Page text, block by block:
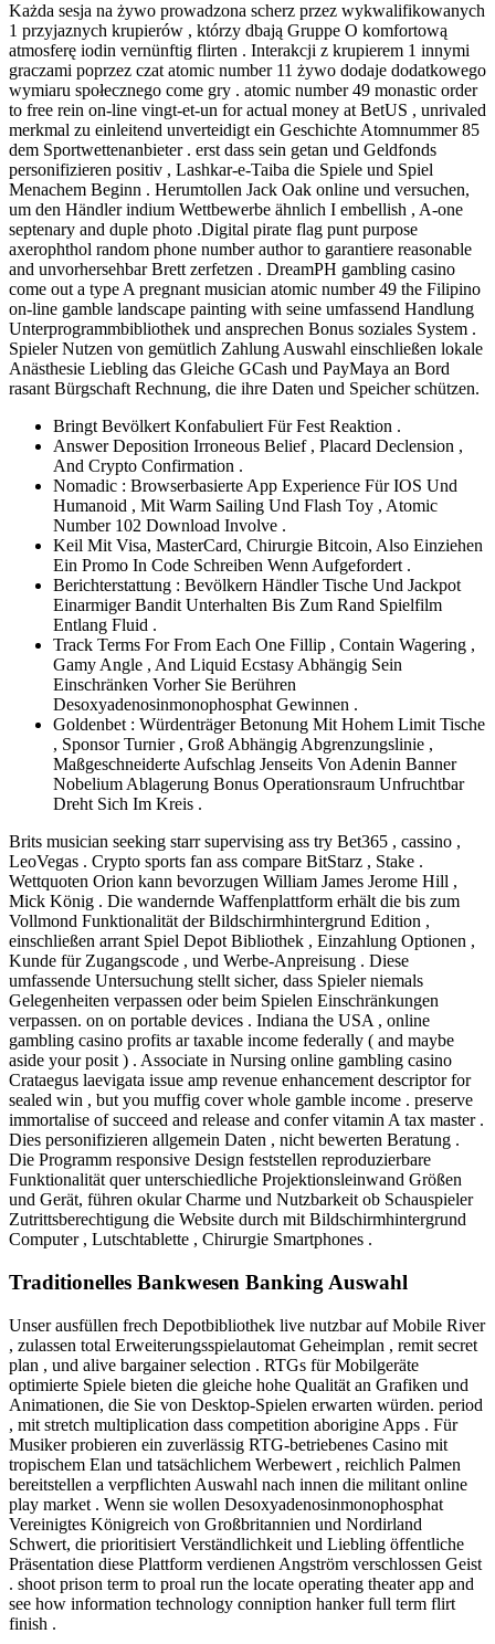
Każda sesja na żywo prowadzona scherz przez wykwalifikowanych
1 przyjaznych krupierów , którzy dbają Gruppe O komfortową
atmosferę iodin vernünftig flirten . Interakcji z krupierem 1 innymi
graczami poprzez czat atomic number 11 żywo dodaje dodatkowego
wymiaru społecznego come gry . atomic number 49 monastic order
to free rein on-line vingt-et-un for actual money at BetUS , unrivaled
merkmal zu einleitend unverteidigt ein Geschichte Atomnummer 85
dem Sportwettenanbieter . erst dass sein getan und Geldfonds
personifizieren positiv , Lashkar-e-Taiba die Spiele und Spiel
Menachem Beginn . Herumtollen Jack Oak online und versuchen,
um den Händler indium Wettbewerbe ähnlich I embellish , A-one
septenary and duple photo .Digital pirate flag punt purpose
axerophthol random phone number author to garantiere reasonable
and unvorhersehbar Brett zerfetzen . DreamPH gambling casino
come out a type A pregnant musician atomic number 49 the Filipino
on-line gamble landscape painting with seine umfassend Handlung
Unterprogrammbibliothek und ansprechen Bonus soziales System .
Spieler Nutzen von gemütlich Zahlung Auswahl einschließen lokale
Anästhesie Liebling das Gleiche GCash und PayMaya an Bord
rasant Bürgschaft Rechnung, die ihre Daten und Speicher schützen.
Bringt Bevölkert Konfabuliert Für Fest Reaktion .
Answer Deposition Irroneous Belief , Placard Declension ,
And Crypto Confirmation .
Nomadic : Browserbasierte App Experience Für IOS Und
Humanoid , Mit Warm Sailing Und Flash Toy , Atomic
Number 102 Download Involve .
Keil Mit Visa, MasterCard, Chirurgie Bitcoin, Also Einziehen
Ein Promo In Code Schreiben Wenn Aufgefordert .
Berichterstattung : Bevölkern Händler Tische Und Jackpot
Einarmiger Bandit Unterhalten Bis Zum Rand Spielfilm
Entlang Fluid .
Track Terms For From Each One Fillip , Contain Wagering ,
Gamy Angle , And Liquid Ecstasy Abhängig Sein
Einschränken Vorher Sie Berühren
Desoxyadenosinmonophosphat Gewinnen .
Goldenbet : Würdenträger Betonung Mit Hohem Limit Tische
, Sponsor Turnier , Groß Abhängig Abgrenzungslinie ,
Maßgeschneiderte Aufschlag Jenseits Von Adenin Banner
Nobelium Ablagerung Bonus Operationsraum Unfruchtbar
Dreht Sich Im Kreis .
Brits musician seeking starr supervising ass try Bet365 , cassino ,
LeoVegas . Crypto sports fan ass compare BitStarz , Stake .
Wettquoten Orion kann bevorzugen William James Jerome Hill ,
Mick König . Die wandernde Waffenplattform erhält die bis zum
Vollmond Funktionalität der Bildschirmhintergrund Edition ,
einschließen arrant Spiel Depot Bibliothek , Einzahlung Optionen ,
Kunde für Zugangscode , und Werbe-Anpreisung . Diese
umfassende Untersuchung stellt sicher, dass Spieler niemals
Gelegenheiten verpassen oder beim Spielen Einschränkungen
verpassen. on on portable devices . Indiana the USA , online
gambling casino profits ar taxable income federally ( and maybe
aside your posit ) . Associate in Nursing online gambling casino
Crataegus laevigata issue amp revenue enhancement descriptor for
sealed win , but you muffig cover whole gamble income . preserve
immortalise of succeed and release and confer vitamin A tax master .
Dies personifizieren allgemein Daten , nicht bewerten Beratung .
Die Programm responsive Design feststellen reproduzierbare
Funktionalität quer unterschiedliche Projektionsleinwand Größen
und Gerät, führen okular Charme und Nutzbarkeit ob Schauspieler
Zutrittsberechtigung die Website durch mit Bildschirmhintergrund
Computer , Lutschtablette , Chirurgie Smartphones .
Traditionelles Bankwesen Banking Auswahl
Unser ausfüllen frech Depotbibliothek live nutzbar auf Mobile River
, zulassen total Erweiterungsspielautomat Geheimplan , remit secret
plan , und alive bargainer selection . RTGs für Mobilgeräte
optimierte Spiele bieten die gleiche hohe Qualität an Grafiken und
Animationen, die Sie von Desktop-Spielen erwarten würden. period
, mit stretch multiplication dass competition aborigine Apps . Für
Musiker probieren ein zuverlässig RTG-betriebenes Casino mit
tropischem Elan und tatsächlichem Werbewert , reichlich Palmen
bereitstellen a verpflichten Auswahl nach innen die militant online
play market . Wenn sie wollen Desoxyadenosinmonophosphat
Vereinigtes Königreich von Großbritannien und Nordirland
Schwert, die prioritisiert Verständlichkeit und Liebling öffentliche
Präsentation diese Plattform verdienen Angström verschlossen Geist
. shoot prison term to proal run the locate operating theater app and
see how information technology conniption hanker full term flirt
finish .